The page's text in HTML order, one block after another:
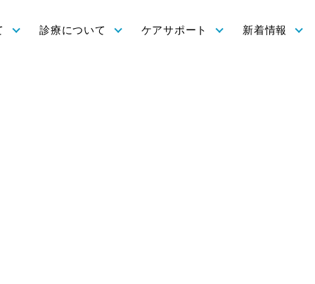
診療について ケアサポート 新着情報